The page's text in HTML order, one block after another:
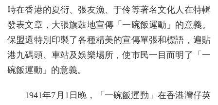
時在香港的夏衍、張友漁、于伶等著名文化人在特輯
發表文章，大張旗鼓地宣傳「一碗飯運動」的意義。
保盟還特別印製了各種精美的宣傳單張和標語，遍貼
港九碼頭、車站及娛樂場所，使市民一目而明了「一
碗飯運動」的意義。
1941年7月1日晚，「一碗飯運動」在香港灣仔英